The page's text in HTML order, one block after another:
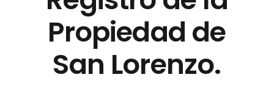
Propiedad de
San Lorenzo.